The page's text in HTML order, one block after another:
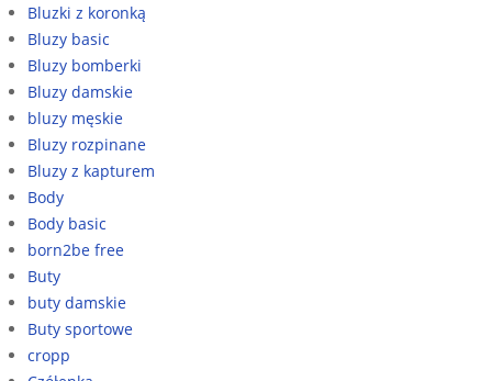
Bluzki z koronką
Bluzy basic
Bluzy bomberki
Bluzy damskie
bluzy męskie
Bluzy rozpinane
Bluzy z kapturem
Body
Body basic
born2be free
Buty
buty damskie
Buty sportowe
cropp